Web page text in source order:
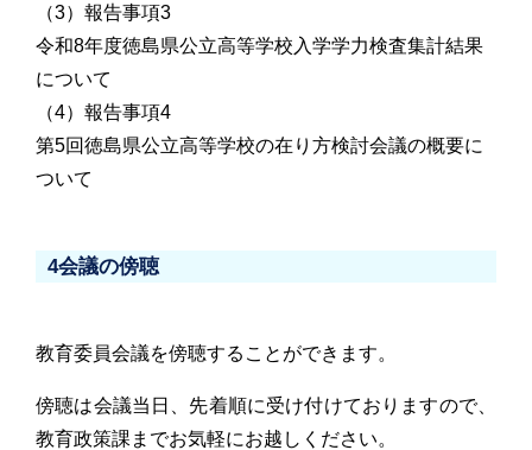
（3）報告事項3
令和8年度徳島県公立高等学校入学学力検査集計結果
について
（4）報告事項4
第5回徳島県公立高等学校の在り方検討会議の概要に
ついて
4会議の傍聴
教育委員会議を傍聴することができます。
傍聴は会議当日、先着順に受け付けておりますので、
教育政策課までお気軽にお越しください。